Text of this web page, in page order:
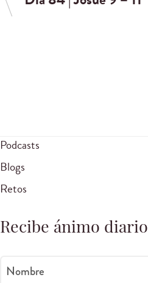
Podcasts
Blogs
Retos
Recibe ánimo diario
Nombre